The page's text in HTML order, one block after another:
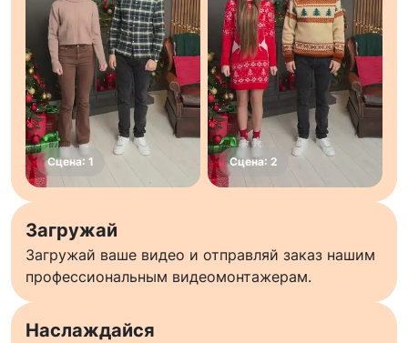
Загружай
Загружай ваше видео и отправляй заказ нашим
профессиональным видеомонтажерам.
Наслаждайся